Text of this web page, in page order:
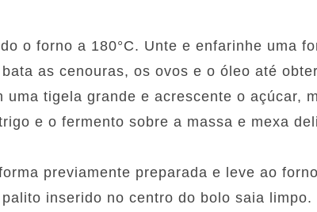
o forno a 180°C. Unte e enfarinhe uma
as cenouras, os ovos e o óleo até
uma tigela grande e acrescente o açúcar,
e o fermento sobre a massa e mexa
previamente preparada e leve ao
inserido no centro do bolo saia limpo.